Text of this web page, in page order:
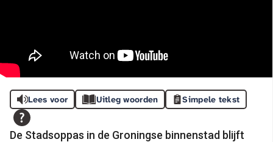
Lees voor Uitleg woorden Simpele tekst
De Stadsoppas in de Groningse binnenstad blijft